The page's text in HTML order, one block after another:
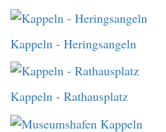
Kappeln - Heringsangeln
Kappeln - Rathausplatz